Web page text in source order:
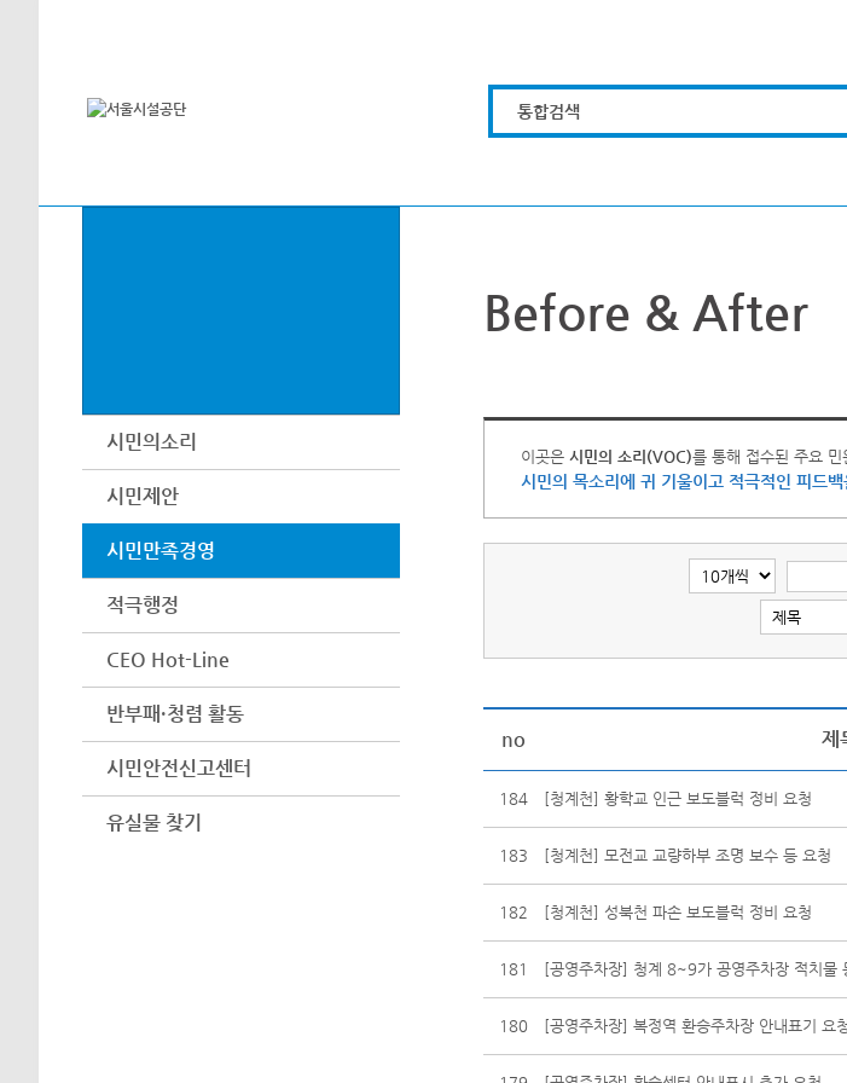
통합검색
시민의소리
시민제안
시민만족경영
적극행정
CEO Hot-Line
반부패·청렴 활동
시민안전신고센터
유실물 찾기
Before & After
이곳은 시민의 소리(VOC)를 통해 접수된 주요 민
시민의 목소리에 귀 기울이고 적극적인 피드
no 제
184 [청계천] 황학교 인근 보도블럭 정비 요청
183 [청계천] 모전교 교량하부 조명 보수 등 요청
182 [청계천] 성북천 파손 보도블럭 정비 요청
181 [공영주차장] 청계 8~9가 공영주차장 적치물
180 [공영주차장] 복정역 환승주차장 안내표기 요